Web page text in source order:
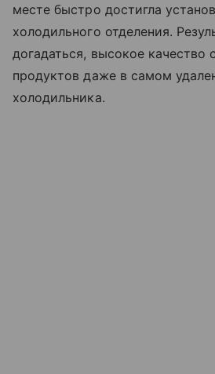
месте быстро достигла
холодильного отделения.
догадаться, высокое качество
продуктов даже в самом
холодильника.